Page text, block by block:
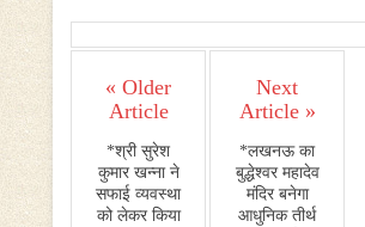
« Older
Article
*श्री सुरेश
कुमार खन्ना ने
सफाई व्यवस्था
को लेकर किया
Next
Article »
*लखनऊ का
बुद्धेश्वर महादेव
मंदिर बनेगा
आधुनिक तीर्थ